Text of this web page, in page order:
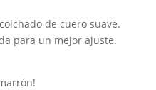
de cuero suave.
para un mejor ajuste.